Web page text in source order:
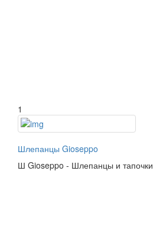
1
Шлепанцы Gioseppo
Ш Gioseppo - Шлепанцы и тапочки